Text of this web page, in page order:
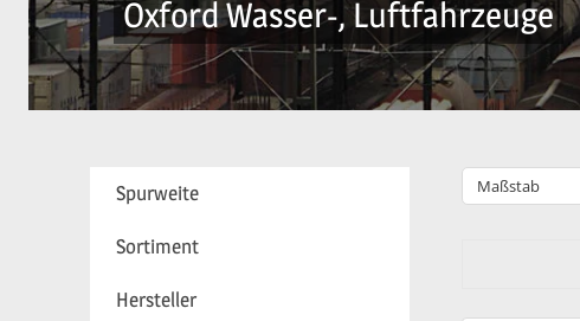
Oxford Wasser-, Luftfahrzeuge
Spurweite
Sortiment
Hersteller
Maßstab